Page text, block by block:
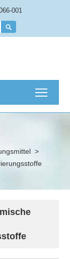
001

>